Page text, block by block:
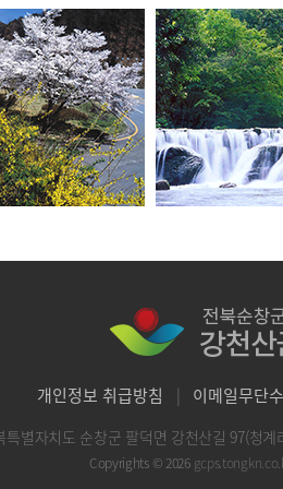
개인정보 취급방침 | 이메일무단
특별자치도 순창군 팔덕면 강천산길 97(청계
Copyrights © 2026